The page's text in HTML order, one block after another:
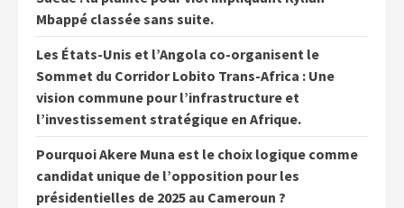
Mbappé classée sans suite.
Les États-Unis et l’Angola co-organisent le
Sommet du Corridor Lobito Trans-Africa : Une
vision commune pour l’infrastructure et
l’investissement stratégique en Afrique.
Pourquoi Akere Muna est le choix logique comme
candidat unique de l’opposition pour les
présidentielles de 2025 au Cameroun ?